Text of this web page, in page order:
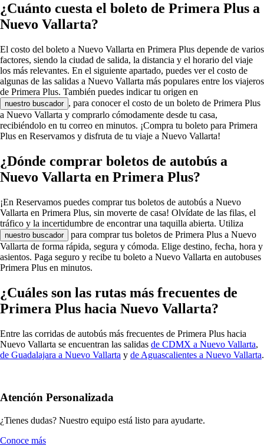
¿Cuánto cuesta el boleto de Primera Plus a
Nuevo Vallarta?
El costo del boleto a Nuevo Vallarta en Primera Plus depende de varios
factores, siendo la ciudad de salida, la distancia y el horario del viaje
los más relevantes. En el siguiente apartado, puedes ver el costo de
algunas de las salidas a Nuevo Vallarta más populares entre los viajeros
de Primera Plus. También puedes indicar tu origen en
nuestro buscador , para conocer el costo de un boleto de Primera Plus
a Nuevo Vallarta y comprarlo cómodamente desde tu casa,
recibiéndolo en tu correo en minutos. ¡Compra tu boleto para Primera
Plus en Reservamos y disfruta de tu viaje a Nuevo Vallarta!
¿Dónde comprar boletos de autobús a
Nuevo Vallarta en Primera Plus?
¡En Reservamos puedes comprar tus boletos de autobús a Nuevo
Vallarta en Primera Plus, sin moverte de casa! Olvídate de las filas, el
tráfico y la incertidumbre de encontrar una taquilla abierta. Utiliza
nuestro buscador
para comprar tus boletos de Primera Plus a Nuevo
Vallarta de forma rápida, segura y cómoda. Elige destino, fecha, hora y
asientos. Paga seguro y recibe tu boleto a Nuevo Vallarta en autobuses
Primera Plus en minutos.
¿Cuáles son las rutas más frecuentes de
Primera Plus hacia Nuevo Vallarta?
Entre las corridas de autobús más frecuentes de Primera Plus hacia
Nuevo Vallarta se encuentran las salidas de CDMX a Nuevo Vallarta,
de Guadalajara a Nuevo Vallarta y de Aguascalientes a Nuevo Vallarta.
Atención Personalizada
¿Tienes dudas? Nuestro equipo está listo para ayudarte.
Conoce más